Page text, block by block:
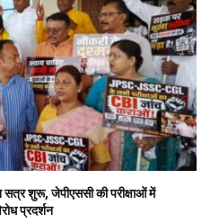
शुरू, जेपीएससी की परीक्षाओं में
प्रदर्शन